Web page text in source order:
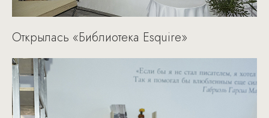
Открылась «Библиотека Esquire»